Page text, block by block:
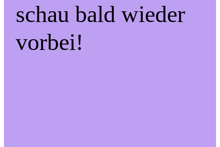
schau bald wieder
vorbei!